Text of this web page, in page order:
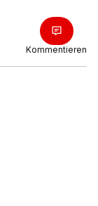
Kommentieren